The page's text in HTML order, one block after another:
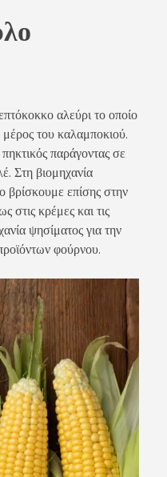
αλεύρι το οποίο
του καλαμποκιού.
παράγοντας σε
Στη βιομηχανία
επίσης στην
στις κρέμες και τις
ψησίματος για την
φούρνου.